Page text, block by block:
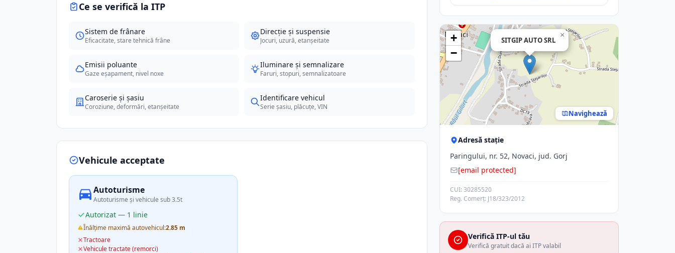
Ce se verifică la ITP
Sistem de frânare
Eficacitate, stare tehnică frâne
Direcție și suspensie
Jocuri, uzură, etanșeitate
Emisii poluante
Gaze eșapament, nivel noxe
Iluminare și semnalizare
Faruri, stopuri, semnalizatoare
Caroserie și șasiu
Coroziune, deformări, etanșeitate
Identificare vehicul
Serie șasiu, plăcuțe, VIN
Vehicule acceptate
Autoturisme
Autoturisme și vehicule sub 3.5t
Autorizat — 1 linie
Înălțime maximă autovehicul:2.85 m
Tractoare
Vehicule tractate (remorci)
SITGIP AUTO SRL
×
+
−
Navighează
Adresă stație
Paringului, nr. 52, Novaci, jud. Gorj
[email protected]
CUI: 30285520
Reg. Comerț: J18/323/2012
Verifică ITP-ul tău
Verifică gratuit dacă ai ITP valabil